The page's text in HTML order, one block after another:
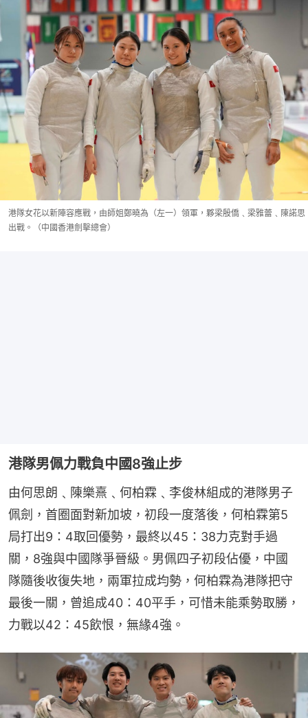
港隊女花以新陣容應戰，由師姐鄭曉為（左一）領軍，夥梁殷僑﹑梁雅蕾﹑陳諾思
出戰。（中國香港劍擊總會）
港隊男佩力戰負中國8強止步
由何思朗﹑陳樂熹﹑何柏霖﹑李俊林組成的港隊男子
佩劍，首圈面對新加坡，初段一度落後，何柏霖第5
局打出9：4取回優勢，最終以45：38力克對手過
關，8強與中國隊爭晉級。男佩四子初段佔優，中國
隊隨後收復失地，兩軍拉成均勢，何柏霖為港隊把守
最後一關，曾追成40：40平手，可惜未能乘勢取勝，
力戰以42：45飲恨，無緣4強。